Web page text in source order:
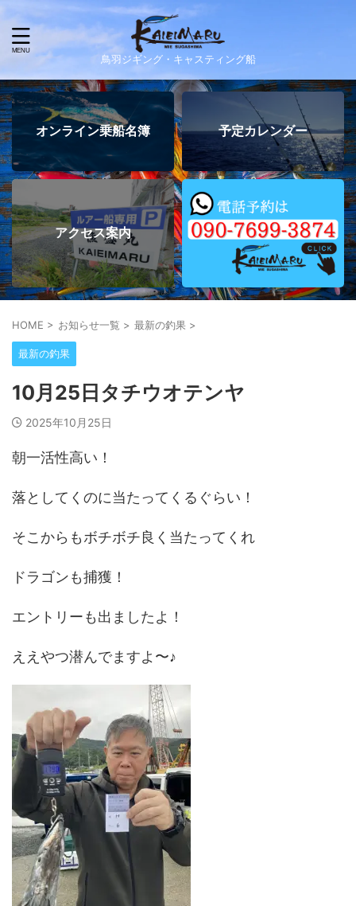
鳥羽ジギング・キャスティング船
オンライン乗船名簿 予定カレンダー
アクセス案内
HOME > お知らせ一覧 > 最新の釣果 >
最新の釣果
10月25日タチウオテンヤ
2025年10月25日
朝一活性高い！
落としてくのに当たってくるぐらい！
そこからもボチボチ良く当たってくれ
ドラゴンも捕獲！
エントリーも出ましたよ！
ええやつ潜んでますよ〜♪